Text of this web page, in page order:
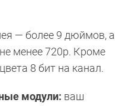
— более 9 дюймов, а
менее 720p. Кроме
8 бит на канал.
модули: ваш